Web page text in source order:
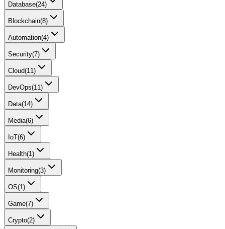
Database(24)
Blockchain(8)
Automation(4)
Security(7)
Cloud(11)
DevOps(11)
Data(14)
Media(6)
IoT(6)
Health(1)
Monitoring(3)
OS(1)
Game(7)
Crypto(2)